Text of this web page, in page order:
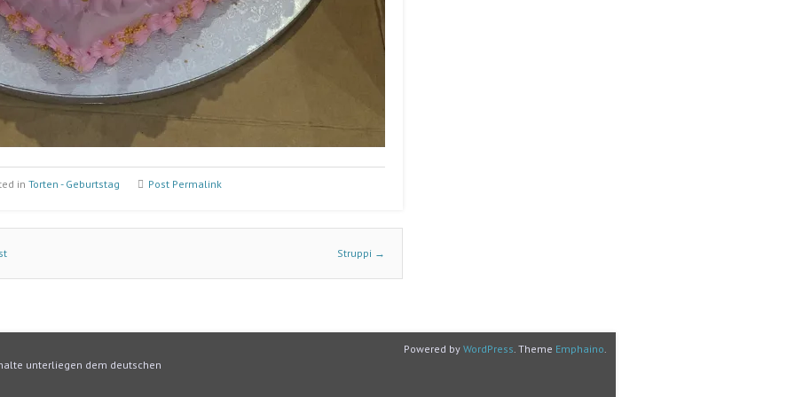
inTorten - Geburtstag Post Permalink
Struppi →
unterliegen dem deutschen
Powered by WordPress. Theme Emphaino.